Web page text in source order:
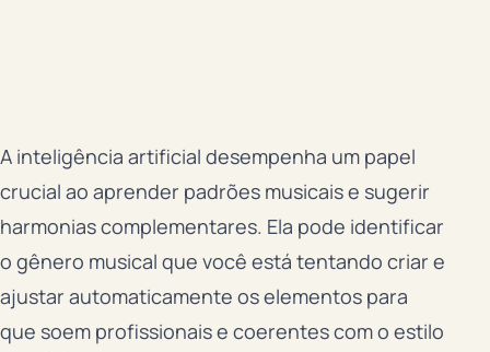
A inteligência artificial desempenha um papel
crucial ao aprender padrões musicais e sugerir
harmonias complementares. Ela pode identificar
o gênero musical que você está tentando criar e
ajustar automaticamente os elementos para
que soem profissionais e coerentes com o estilo